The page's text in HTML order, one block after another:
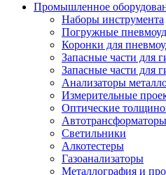
Промышленное
Наборы инструмента
Погружные
Коронки для
Запасные части для
Запасные части для
Анализаторы
Измерительные
Оптические
Светильники
Алкотестеры
Газоанализаторы
Металлография и